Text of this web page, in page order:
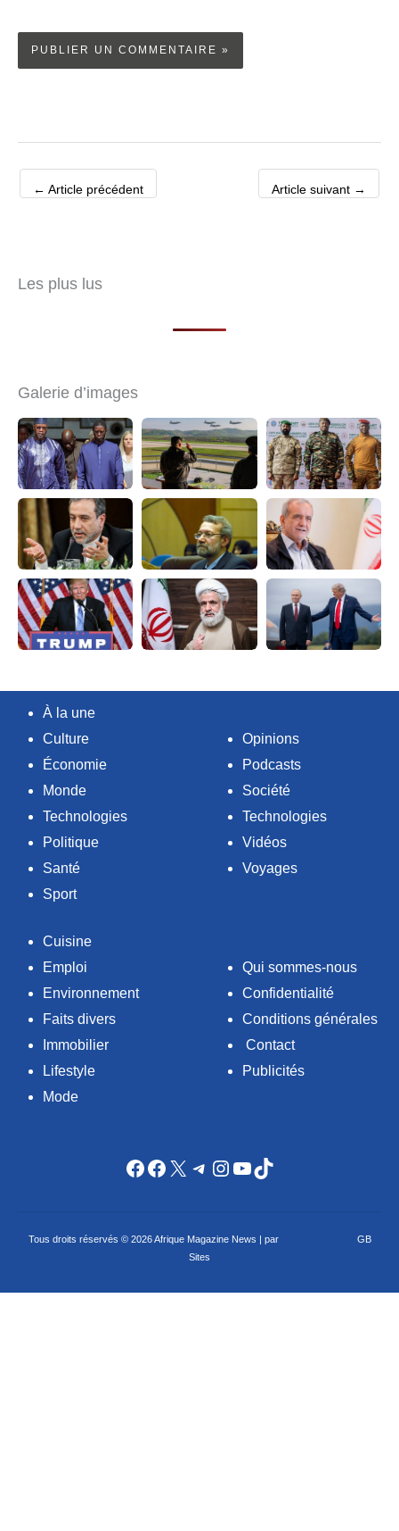
← Article précédent Article suivant →
Les plus lus
Galerie d’images
À la une
Culture
Économie
Monde
Technologies
Politique
Santé
Sport
Opinions
Podcasts
Société
Technologies
Vidéos
Voyages
Cuisine
Emploi
Environnement
Faits divers
Immobilier
Lifestyle
Mode
Qui sommes-nous
Confidentialité
Conditions générales
Contact
Publicités
Facebook
Facebook
X Telegram
Instagram
YouTube
TikTok
Tous droits réservés © 2026 Afrique Magazine News | par
GB
Sites